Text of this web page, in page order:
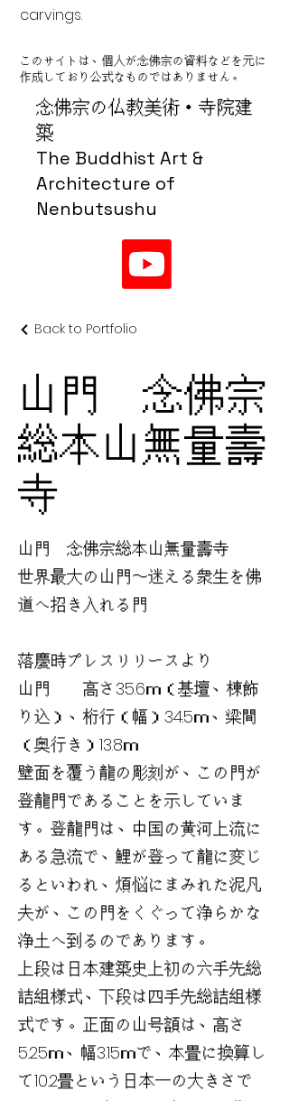
念佛宗の仏教美術・寺院建
築
The Buddhist Art &
Architecture of
Nenbutsushu
carvings.
このサイトは、個人が念佛宗の資料などを元に
作成しており公式なものではありません。
Back to Portfolio
山門 念佛宗
総本山無量壽
寺
山門 念佛宗総本山無量壽寺
世界最大の山門〜迷える衆生を佛
道へ招き入れる門
落慶時プレスリリースより
山門 高さ35.6ｍ（基壇、棟飾
り込）、桁行（幅）34.5ｍ、梁間
（奥行き）13.8ｍ
壁面を覆う龍の彫刻が、この門が
登龍門であることを示していま
す。登龍門は、中国の黄河上流に
ある急流で、鯉が登って龍に変じ
るといわれ、煩悩にまみれた泥凡
夫が、この門をくぐって浄らかな
浄土へ到るのであります。
上段は日本建築史上初の六手先総
詰組様式、下段は四手先総詰組様
式です。正面の山号額は、高さ
5.25ｍ、幅3.15ｍで、本畳に換算し
て10.2畳という日本一の大きさで